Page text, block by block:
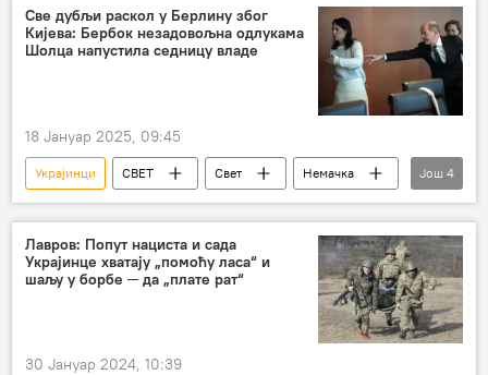
Руска православна црква
Украјинска православна црква
Све дубљи раскол у Берлину због
Кијева: Бербок незадовољна одлукама
Шолца напустила седницу владе
18 Јануар 2025, 09:45
Украјинци СВЕТ Свет
Немачка
Украјина
Олаф Шолц
Аналена Бербок
Још 4
Лавров: Попут нациста и сада
Украјинце хватају „помоћу ласа“ и
шаљу у борбе ─ да „плате рат“
30 Јануар 2024, 10:39